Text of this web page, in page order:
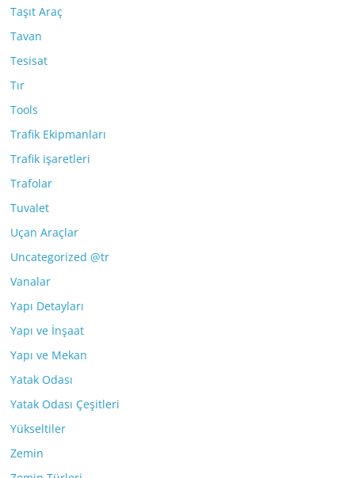
Taşıt Araç
Tavan
Tesisat
Tır
Tools
Trafik Ekipmanları
Trafik işaretleri
Trafolar
Tuvalet
Uçan Araçlar
Uncategorized @tr
Vanalar
Yapı Detayları
Yapı ve İnşaat
Yapı ve Mekan
Yatak Odası
Yatak Odası Çeşitleri
Yükseltiler
Zemin